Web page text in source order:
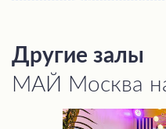
Другие залы
МАЙ Москва